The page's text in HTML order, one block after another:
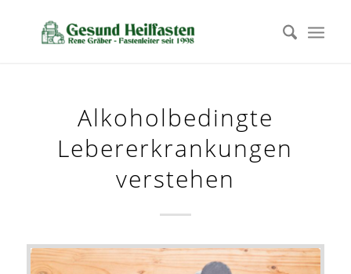
Alkoholbedingte
Lebererkrankungen
verstehen